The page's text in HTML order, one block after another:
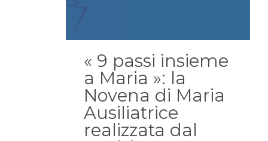
« 9 passi insieme
a Maria »: la
Novena di Maria
Ausiliatrice
realizzata dal